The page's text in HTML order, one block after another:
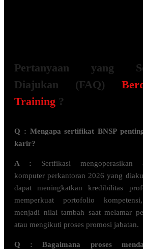
Pertanyaan yang
Diajukan (FAQ)
Training ?
Q : Mengapa sertifikat BNSP
karir?
A : Sertfikasi mengoperasikan
komputer perkantoran 2026yang
dapat meningkatkan kredibilitas
memperkuat portofolio
menjadi nilai tambah saat melamar
atau mengikuti proses promosi jabatan.
Q : Bagaimana proses